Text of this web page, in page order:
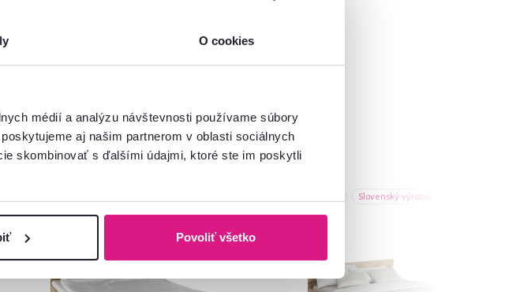
O cookies
médií a analýzu návštevnosti používame súbory
aj našim partnerom v oblasti sociálnych
skombinovať s ďalšími údajmi, ktoré ste im poskytli
Povoliť všetko
Slovenský výrobok